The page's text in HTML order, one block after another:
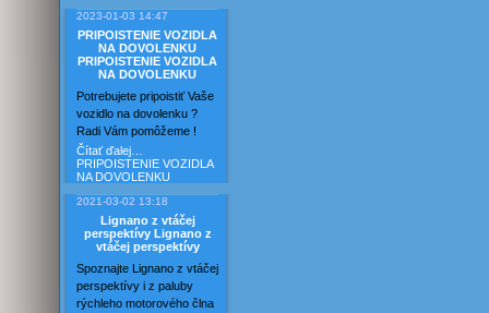
2023-01-03 14:47
PRIPOISTENIE VOZIDLA
NA DOVOLENKU
PRIPOISTENIE VOZIDLA
NA DOVOLENKU
Potrebujete pripoistiť Vaše
vozidlo na dovolenku ?
Radi Vám pomôžeme !
Čítať ďalej…
PRIPOISTENIE VOZIDLA
NA DOVOLENKU
2021-03-02 13:18
Lignano z vtáčej
perspektívy Lignano z
vtáčej perspektívy
Spoznajte Lignano z vtáčej
perspektívy i z paluby
rýchleho motorového člna